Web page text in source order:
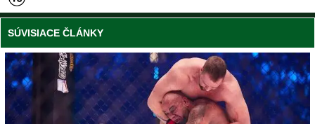
SÚVISIACE ČLÁNKY